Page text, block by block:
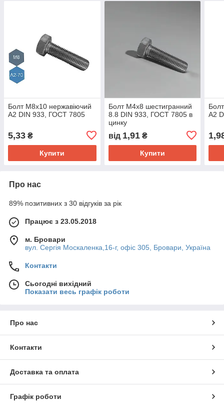
Болт М8х10 нержавіючий
А2 DIN 933, ГОСТ 7805
5,33 ₴
Купити
Болт M4х8 шестигранний
8.8 DIN 933, ГОСТ 7805 в
цинку
від 1,91₴
Купити
А2
Про нас
89% позитивних з 30 відгуків за рік
Працює з 23.05.2018
м. Бровари
вул. Сергія Москаленка,16-г, офіс 305, Бровари, Україна
Контакти
Сьогодні вихідний
Показати весь графік роботи
Про нас
Контакти
Доставка та оплата
Графік роботи